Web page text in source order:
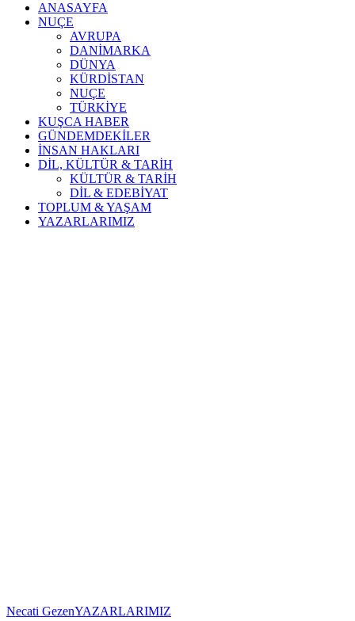
ANASAYFA
NUÇE
AVRUPA
DANİMARKA
DÜNYA
KÜRDİSTAN
NUÇE
TÜRKİYE
KUŞCA HABER
GÜNDEMDEKİLER
İNSAN HAKLARI
DİL, KÜLTÜR & TARİH
KÜLTÜR & TARİH
DİL & EDEBİYAT
TOPLUM & YAŞAM
YAZARLARIMIZ
Necati GezenYAZARLARIMIZ